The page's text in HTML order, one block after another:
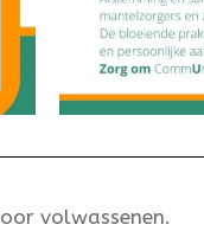
volwassenen.